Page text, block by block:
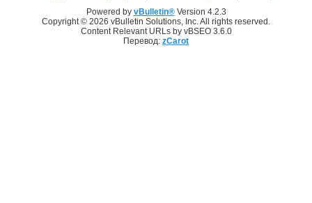
Powered by vBulletin®Version 4.2.3
Copyright © 2026 vBulletin Solutions, Inc. All rights reserved.
Content Relevant URLs by vBSEO 3.6.0
Перевод: zCarot